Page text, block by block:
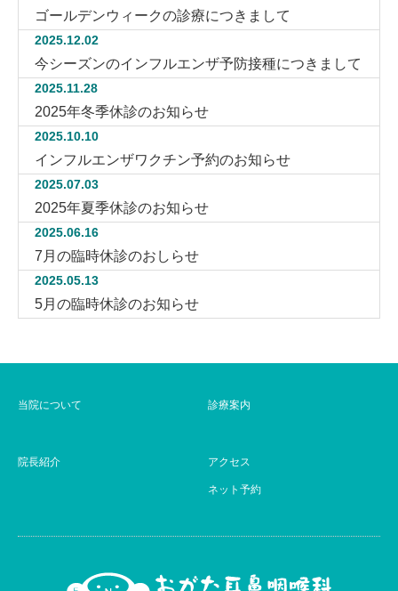
ゴールデンウィークの診療につきまして
2025.12.02
今シーズンのインフルエンザ予防接種につきまして
2025.11.28
2025年冬季休診のお知らせ
2025.10.10
インフルエンザワクチン予約のお知らせ
2025.07.03
2025年夏季休診のお知らせ
2025.06.16
7月の臨時休診のおしらせ
2025.05.13
5月の臨時休診のお知らせ
当院について 診療案内
院長紹介 アクセス
ネット予約